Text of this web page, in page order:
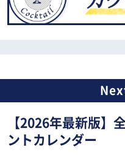
【2026年最新版】
ントカレンダー